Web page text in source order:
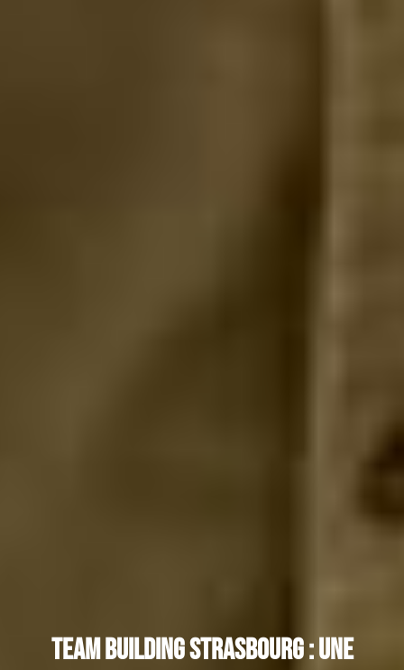
Team Building Strasbourg : une